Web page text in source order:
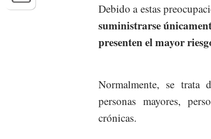
Debido a estas
suministrarse
presenten el mayor
Normalmente, se trata
personas mayores,
crónicas.